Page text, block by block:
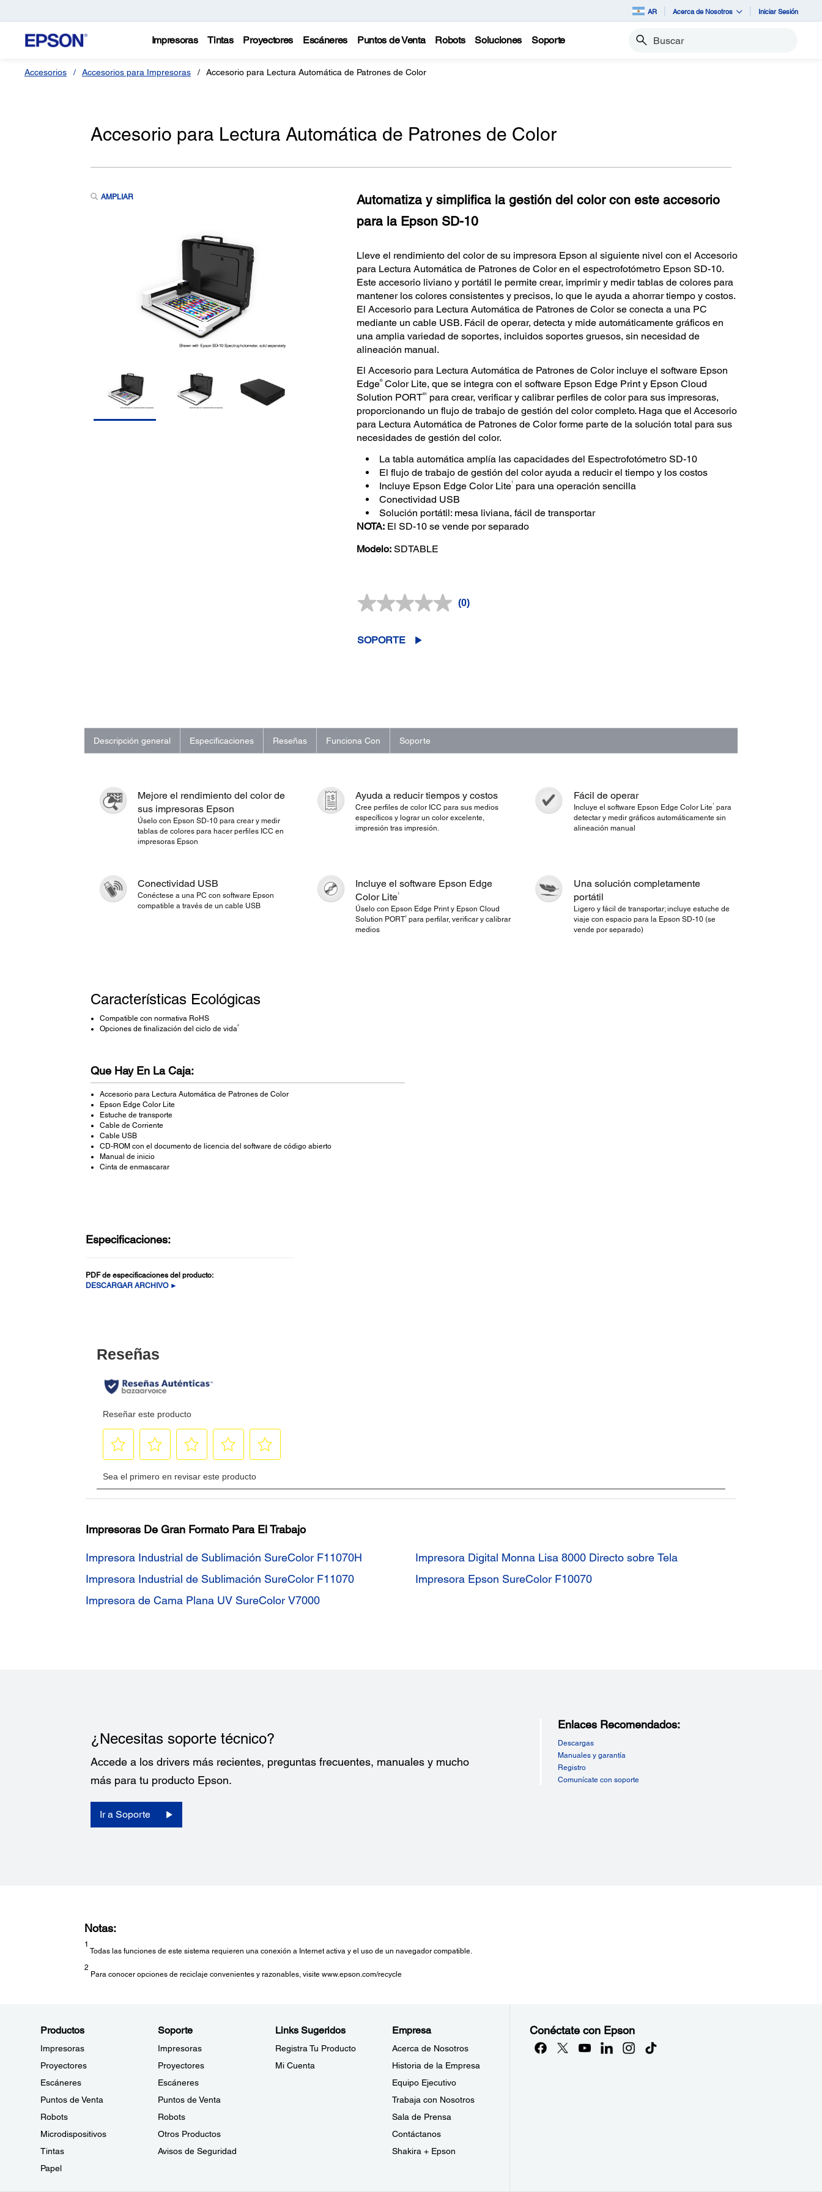
AR Acerca de Nosotros Iniciar Sesión
Impresoras Tintas Proyectores Escáneres Puntos de Venta Robots Soluciones Soporte Buscar
Accesorios Accesorios para Impresoras Accesorio para Lectura Automática de Patrones de Color
Accesorio para Lectura Automática de Patrones de Color
AMPLIAR
Automatiza y simplifica la gestión del color con este accesorio
para la Epson SD-10
Lleve el rendimiento del color de su impresora Epson al siguiente nivel con el Accesorio
para Lectura Automática de Patrones de Color en el espectrofotómetro Epson SD-10.
Este accesorio liviano y portátil le permite crear, imprimir y medir tablas de colores para
mantener los colores consistentes y precisos, lo que le ayuda a ahorrar tiempo y costos.
El Accesorio para Lectura Automática de Patrones de Color se conecta a una PC
mediante un cable USB. Fácil de operar, detecta y mide automáticamente gráficos en
una amplia variedad de soportes, incluidos soportes gruesos, sin necesidad de
alineación manual.
El Accesorio para Lectura Automática de Patrones de Color incluye el software Epson
Edge®Color Lite, que se integra con el software Epson Edge Print y Epson Cloud
Solution PORT®1para crear, verificar y calibrar perfiles de color para sus impresoras,
proporcionando un flujo de trabajo de gestión del color completo. Haga que el Accesorio
para Lectura Automática de Patrones de Color forme parte de la solución total para sus
necesidades de gestión del color.
La tabla automática amplía las capacidades del Espectrofotómetro SD-10
El flujo de trabajo de gestión del color ayuda a reducir el tiempo y los costos
Incluye Epson Edge Color Lite1para una operación sencilla
Conectividad USB
Solución portátil: mesa liviana, fácil de transportar
NOTA:El SD-10 se vende por separado
Modelo: SDTABLE
Sin
(0)
SOPORTE
Descripción general Especificaciones Reseñas Funciona Con Soporte
Mejore el rendimiento del color de
sus impresoras Epson
Úselo con Epson SD-10 para crear y medir
tablas de colores para hacer perfiles ICC en
impresoras Epson
Ayuda a reducir tiempos y costos
Cree perfiles de color ICC para sus medios
específicos y lograr un color excelente,
impresión tras impresión.
Fácil de operar
Incluye el software Epson Edge Color Lite1
para
detectar y medir gráficos automáticamente sin
alineación manual
Conectividad USB
Conéctese a una PC con software Epson
compatible a través de un cable USB
Incluye el software Epson Edge
Color Lite1
Úselo con Epson Edge Print y Epson Cloud
Solution PORT2 para perfilar, verificar y calibrar
medios
Una solución completamente
portátil
Ligero y fácil de transportar; incluye estuche de
viaje con espacio para la Epson SD-10 (se
vende por separado)
Características Ecológicas
Compatible con normativa RoHS
Opciones de finalización del ciclo de vida 2
Que Hay En La Caja:
Accesorio para Lectura Automática de Patrones de Color
Epson Edge Color Lite
Estuche de transporte
Cable de Corriente
Cable USB
CD-ROM con el documento de licencia del software de código abierto
Manual de inicio
Cinta de enmascarar
Especificaciones:
PDF de especificaciones del producto:
DESCARGAR ARCHIVO ►
Impresoras De Gran Formato Para El Trabajo
Impresora Industrial de Sublimación SureColor F11070H
Impresora Industrial de Sublimación SureColor F11070
Impresora de Cama Plana UV SureColor V7000
Impresora Digital Monna Lisa 8000 Directo sobre Tela
Impresora Epson SureColor F10070
¿Necesitas soporte técnico?
Accede a los drivers más recientes, preguntas frecuentes, manuales y mucho
más para tu producto Epson.
Ir a Soporte
Enlaces Recomendados:
Descargas
Manuales y garantía
Registro
Comunícate con soporte
Notas:
1
Todas las funciones de este sistema requieren una conexión a Internet activa y el uso de un navegador compatible.
2
Para conocer opciones de reciclaje convenientes y razonables, visite www.epson.com/recycle
Productos
Impresoras
Proyectores
Escáneres
Puntos de Venta
Robots
Microdispositivos
Tintas
Papel
Soporte
Impresoras
Proyectores
Escáneres
Puntos de Venta
Robots
Otros Productos
Avisos de Seguridad
Links Sugeridos
Registra Tu Producto
Mi Cuenta
Empresa
Acerca de Nosotros
Historia de la Empresa
Equipo Ejecutivo
Trabaja con Nosotros
Sala de Prensa
Contáctanos
Shakira + Epson
Conéctate con Epson